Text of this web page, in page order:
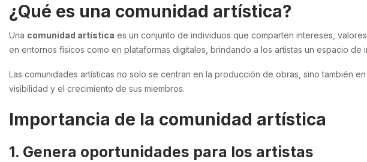
¿Qué es una comunidad artística?
Una comunidad artística es un conjunto de individuos que comparten intereses,
en entornos físicos como en plataformas digitales, brindando a los artistas un espacio
Las comunidades artísticas no solo se centran en la producción de obras, sino también
visibilidad y el crecimiento de sus miembros.
Importancia de la comunidad artística
1. Genera oportunidades para los artistas